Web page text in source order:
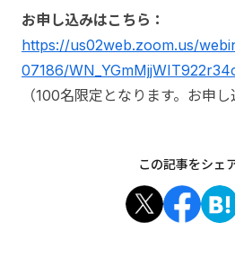
お申し込みはこちら：
https://us02web.zoom.us/
07186/
（100名限定となります。お申し
この記事をシェ